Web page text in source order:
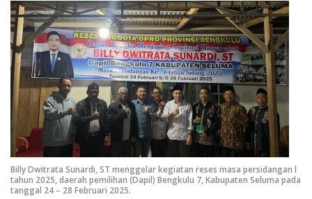
Billy Dwitrata Sunardi, ST menggelar kegiatan reses masa persidangan l
tahun 2025, daerah pemilihan (Dapil) Bengkulu 7, Kabupaten Seluma pada
tanggal 24 – 28 Februari 2025.